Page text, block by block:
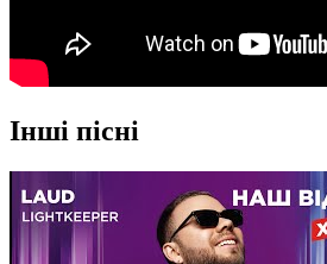
Інші пісні